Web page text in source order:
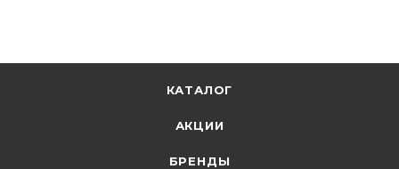
КАТАЛОГ
АКЦИИ
БРЕНДЫ